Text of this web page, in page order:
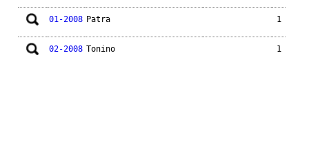
01-2008 Patra 1
02-2008 Tonino 1